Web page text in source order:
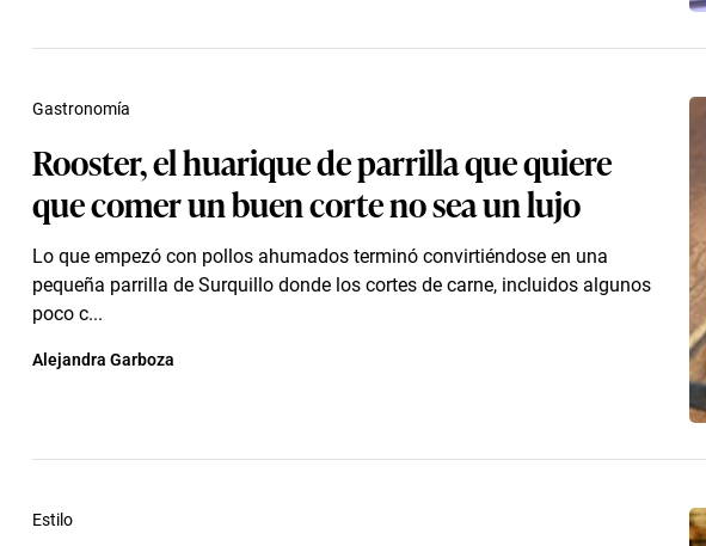
Rooster, el huarique de parrilla que quiere
que comer un buen corte no sea un lujo
Lo que empezó con pollos ahumados terminó convirtiéndose en una
pequeña parrilla de Surquillo donde los cortes de carne, incluidos algunos
poco c...
Gastronomía
Alejandra Garboza
Estilo